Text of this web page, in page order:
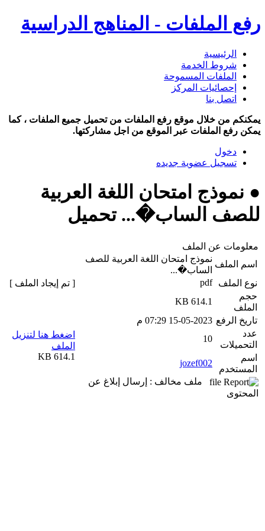
رفع الملفات - المناهج الدراسية
الرئيسية
شروط الخدمة
الملفات المسموحة
إحصائيات المركز
اتصل بنا
يمكنكم من خلال موقع رفع الملفات من تحميل جميع الملفات ، كما
يمكن رفع الملفات عبر الموقع من اجل مشاركتها.
دخول
تسجيل عضوية جديده
● نموذج امتحان اللغة العربية
للصف الساب�... تحميل
معلومات عن الملف
اسم الملف
نموذج امتحان اللغة العربية للصف
الساب�...
نوع الملف
pdf
حجم
الملف
614.1 KB
تاريخ الرفع 15-05-2023 07:29 م
عدد
التحميلات
10
اسم
المستخدم
jozef002
ملف مخالف : إرسال إبلاغ عن
المحتوى
[ تم إيجاد الملف ]
اضغط هنا لتنزيل
الملف
614.1 KB